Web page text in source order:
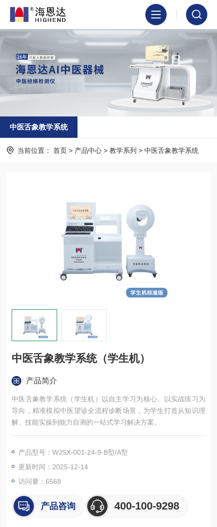
中医舌象教学系统
当前位置： 首页 > 产品中心 > 教学系列 > 中医舌象教学系统
中医舌象教学系统（学生机）
产品简介
中医舌象教学系统（学生机）以自主学习为核心、以实战练习为
导向，精准模拟中医望诊全流程诊断场景，为学生打造从知识理
解、技能实操到能力自测的一站式学习解决方案。
产品型号：WJSX-001-24-9-B型/A型
更新时间：2025-12-14
访问量： 6568
产品咨询 400-100-9298